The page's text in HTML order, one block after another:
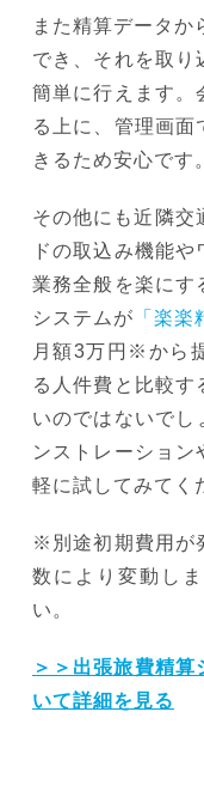
また精算データ
でき、それを取り
簡単に行えます。
る上に、管理画面
きるため安心です。
その他にも近隣交
ドの取込み機能
業務全般を楽にす
システムが 「楽楽
月額3万円※から
る人件費と比較す
いのではないでし
ンストレーション
軽に試してみてく
※別途初期費用が
数により変動し
い。
＞＞出張旅費精
いて詳細を見る